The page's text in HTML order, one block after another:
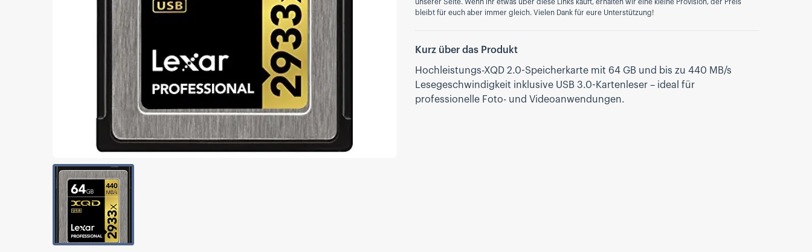
unserer Seite. Wenn ihr etwas über diese Links kauft, erhalten wir eine kleine Provision, der Preis
bleibt für euch aber immer gleich. Vielen Dank für eure Unterstützung!
Kurz über das Produkt
Hochleistungs-XQD 2.0-Speicherkarte mit 64 GB und bis zu 440 MB/s
Lesegeschwindigkeit inklusive USB 3.0-Kartenleser – ideal für
professionelle Foto- und Videoanwendungen.